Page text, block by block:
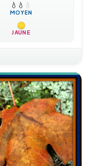
💧 💧 💧
MOYEN
JAUNE